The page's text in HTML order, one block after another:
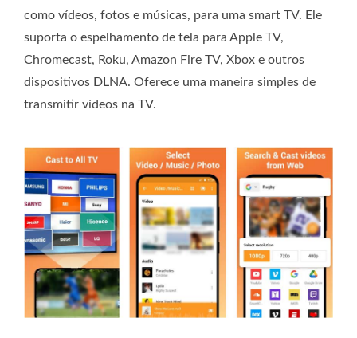
como vídeos, fotos e músicas, para uma smart TV. Ele
suporta o espelhamento de tela para Apple TV,
Chromecast, Roku, Amazon Fire TV, Xbox e outros
dispositivos DLNA. Oferece uma maneira simples de
transmitir vídeos na TV.